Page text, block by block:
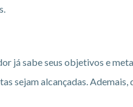
já sabe seus objetivos e
sejam alcançadas.